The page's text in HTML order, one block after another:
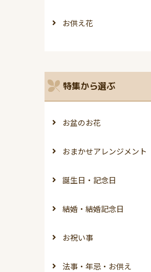
お供え花
特集から選ぶ
お盆のお花
おまかせアレンジメント
誕生日・記念日
結婚・結婚記念日
お祝い事
法事・年忌・お供え